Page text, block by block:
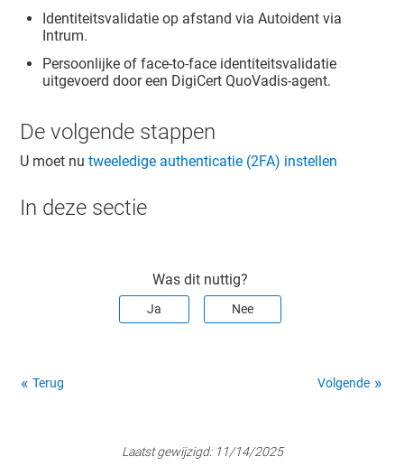
Identiteitsvalidatie op afstand via Autoident via
Intrum.
Persoonlijke of face-to-face identiteitsvalidatie
uitgevoerd door een DigiCert QuoVadis-agent.
De volgende stappen
U moet nutweeledige authenticatie (2FA) instellen
In deze sectie
Was dit nuttig?
Ja Nee
Terug Volgende
Laatst gewijzigd: 11/14/2025